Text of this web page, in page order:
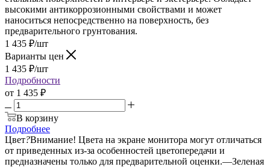
высокими антикоррозионными свойствами и может
наноситься непосредственно на поверхность, без
предварительного грунтования.
1 435 ₽/шт
Варианты цен
1 435 ₽/шт
Подробности
от 1 435 ₽
В корзину
Подробнее
Цвет?Внимание! Цвета на экране монитора могут отличаться
от приведенных из-за особенностей цветопередачи и
предназначены только для предварительной оценки.—Зеленая